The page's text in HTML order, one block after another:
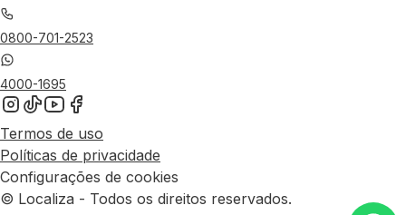
0800-701-2523
4000-1695
Termos de uso
Políticas de privacidade
Configurações de cookies
© Localiza - Todos os direitos reservados.